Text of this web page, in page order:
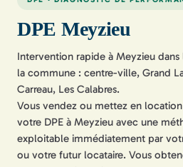
DPE Meyzieu
Intervention rapide à Meyzieu
la commune : centre-ville, Grand
Carreau, Les Calabres.
Vous vendez ou mettez en
votre DPE à Meyzieu avec une
exploitable immédiatement par
ou votre futur locataire. Vous